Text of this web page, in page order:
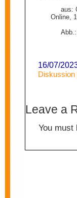
aus:
Online,
16/07/
Diskussion
Leave a
You must